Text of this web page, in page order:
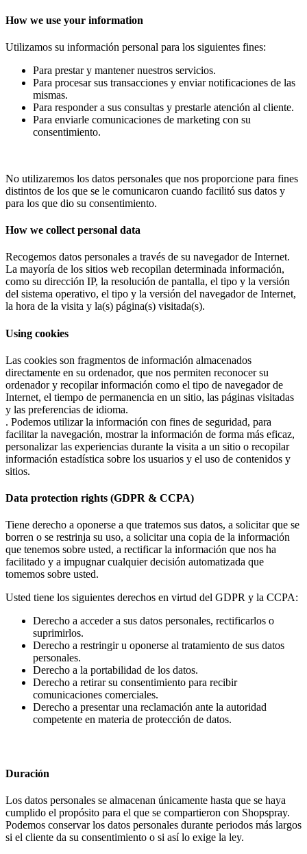
How we use your information
Utilizamos su información personal para los siguientes fines:
Para prestar y mantener nuestros servicios.
Para procesar sus transacciones y enviar notificaciones de las
mismas.
Para responder a sus consultas y prestarle atención al cliente.
Para enviarle comunicaciones de marketing con su
consentimiento.
No utilizaremos los datos personales que nos proporcione para fines
distintos de los que se le comunicaron cuando facilitó sus datos y
para los que dio su consentimiento.
How we collect personal data
Recogemos datos personales a través de su navegador de Internet.
La mayoría de los sitios web recopilan determinada información,
como su dirección IP, la resolución de pantalla, el tipo y la versión
del sistema operativo, el tipo y la versión del navegador de Internet,
la hora de la visita y la(s) página(s) visitada(s).
Using cookies
Las cookies son fragmentos de información almacenados
directamente en su ordenador, que nos permiten reconocer su
ordenador y recopilar información como el tipo de navegador de
Internet, el tiempo de permanencia en un sitio, las páginas visitadas
y las preferencias de idioma.
. Podemos utilizar la información con fines de seguridad, para
facilitar la navegación, mostrar la información de forma más eficaz,
personalizar las experiencias durante la visita a un sitio o recopilar
información estadística sobre los usuarios y el uso de contenidos y
sitios.
Data protection rights (GDPR & CCPA)
Tiene derecho a oponerse a que tratemos sus datos, a solicitar que se
borren o se restrinja su uso, a solicitar una copia de la información
que tenemos sobre usted, a rectificar la información que nos ha
facilitado y a impugnar cualquier decisión automatizada que
tomemos sobre usted.
Usted tiene los siguientes derechos en virtud del GDPR y la CCPA:
Derecho a acceder a sus datos personales, rectificarlos o
suprimirlos.
Derecho a restringir u oponerse al tratamiento de sus datos
personales.
Derecho a la portabilidad de los datos.
Derecho a retirar su consentimiento para recibir
comunicaciones comerciales.
Derecho a presentar una reclamación ante la autoridad
competente en materia de protección de datos.
Duración
Los datos personales se almacenan únicamente hasta que se haya
cumplido el propósito para el que se compartieron con Shopspray.
Podemos conservar los datos personales durante periodos más largos
si el cliente da su consentimiento o si así lo exige la ley.